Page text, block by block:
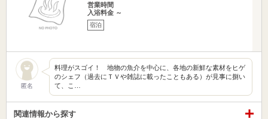
営業時間
入浴料金 ～
宿泊
匿名
料理がスゴイ！ 地物の魚介を中心に、各地の新鮮な素材をヒゲ
のシェフ（過去にＴＶや雑誌に載ったこともある）が見事に捌い
て、こ…
関連情報から探す